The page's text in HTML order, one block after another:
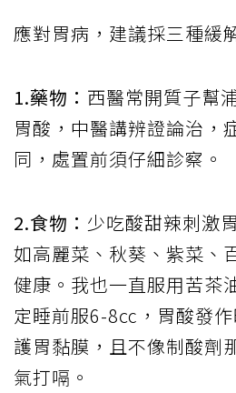
應對胃病，建議採三種緩
1.藥物： 西醫常開質子幫
胃酸，中醫講辨證論治，
同，處置前須仔細診察。
2.食物： 少吃酸甜辣刺激
如高麗菜、秋葵、紫菜、
健康。我也一直服用苦茶
定睡前服6-8㏄，胃酸發
護胃黏膜，且不像制酸劑
氣打嗝。